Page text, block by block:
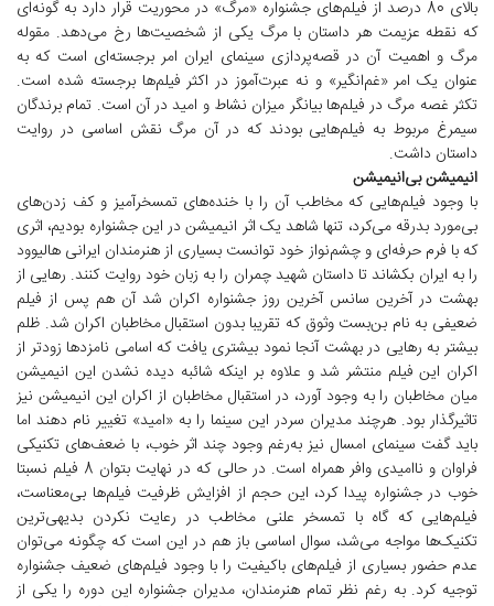
بالای 80 درصد از فیلم‌های جشنواره «مرگ» در محوریت قرار دارد به گونه‌ای
که نقطه عزیمت هر داستان با مرگ یکی از شخصیت‌ها رخ می‌دهد. مقوله
مرگ و اهمیت آن در قصه‌پردازی سینمای ایران امر برجسته‌ای است که به
عنوان یک امر «غم‌انگیر» و نه عبرت‌آموز در اکثر فیلم‌ها برجسته شده است.
تکثر غصه مرگ در فیلم‌ها بیانگر میزان نشاط و امید در آن است. تمام برندگان
سیمرغ مربوط به فیلم‌هایی بودند که در آن مرگ نقش اساسی در روایت
داستان داشت.
انیمیشن بی‌انیمیشن
با وجود فیلم‌هایی که مخاطب آن را با خنده‌های تمسخرآمیز و کف زدن‌های
بی‌مورد بدرقه می‌کرد، تنها شاهد یک اثر انیمیشن در این جشنواره بودیم، اثری
که با فرم حرفه‌ای و چشم‌نواز خود توانست بسیاری از هنرمندان ایرانی هالیوود
را به ایران بکشاند تا داستان شهید چمران را به زبان خود روایت کنند. رهایی از
بهشت در آخرین سانس آخرین روز جشنواره اکران شد آن هم پس از فیلم
ضعیفی به نام بن‌بست وثوق که تقریبا بدون استقبال مخاطبان اکران شد. ظلم
بیشتر به رهایی در بهشت آنجا نمود بیشتری یافت که اسامی نامزدها زودتر از
اکران این فیلم منتشر شد و علاوه بر اینکه شائبه دیده نشدن این انیمیشن
میان مخاطبان را به وجود آورد، در استقبال مخاطبان از اکران این انیمیشن نیز
تاثیرگذار بود. هرچند مدیران سردر این سینما را به «امید» تغییر نام دهند اما
باید گفت سینمای امسال نیز به‌رغم وجود چند اثر خوب، با ضعف‌های تکنیکی
فراوان و ناامیدی وافر همراه است. در حالی که در نهایت بتوان 8 فیلم نسبتا
خوب در جشنواره پیدا کرد، این حجم از افزایش ظرفیت فیلم‌ها بی‌معناست،
فیلم‌هایی که گاه با تمسخر علنی مخاطب در رعایت نکردن بدیهی‌ترین
تکنیک‌ها مواجه می‌شد، سوال اساسی باز هم در این است که چگونه می‌توان
عدم حضور بسیاری از فیلم‌های باکیفیت را با وجود فیلم‌های ضعیف جشنواره
توجیه کرد. به رغم نظر تمام هنرمندان، مدیران جشنواره این دوره را یکی از